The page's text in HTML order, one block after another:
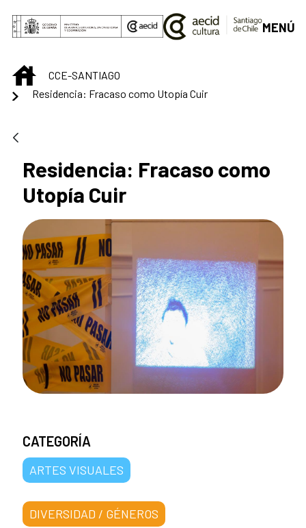
Saltar al contenido principal
MENÚ
INICIOCCE-SANTIAGO
Residencia: Fracaso como Utopía Cuir
Residencia: Fracaso como
Utopía Cuir
CATEGORÍA
ARTES VISUALES
DIVERSIDAD / GÉNEROS